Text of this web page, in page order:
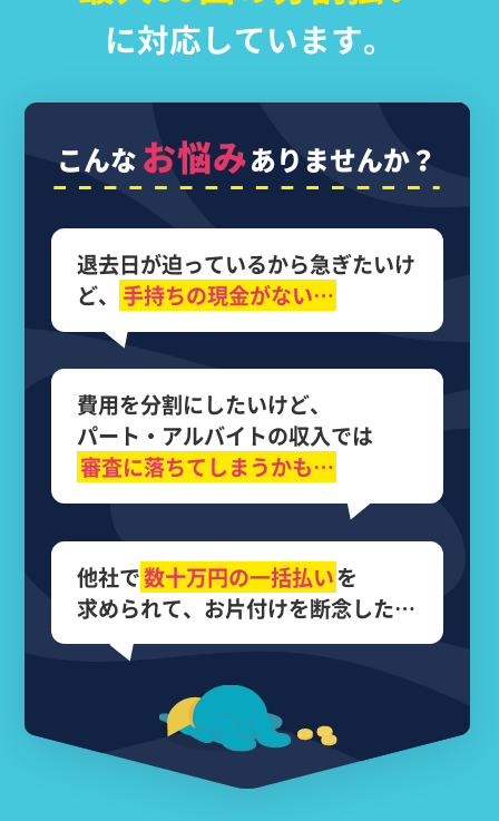
に対応しています。
こんなお悩みありませんか？
退去日が迫っているから急ぎたいけ
ど、 手持ちの現金がない…
費用を分割にしたいけど、
パート・アルバイトの収入では
審査に落ちてしまうかも…
他社で数十万円の一括払いを
求められて、 お片付けを断念した…